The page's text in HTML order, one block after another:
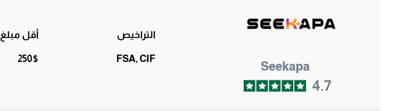
Seekapa
4.7
التراخيص
FSA, CIF
أقل مبلغ
250$